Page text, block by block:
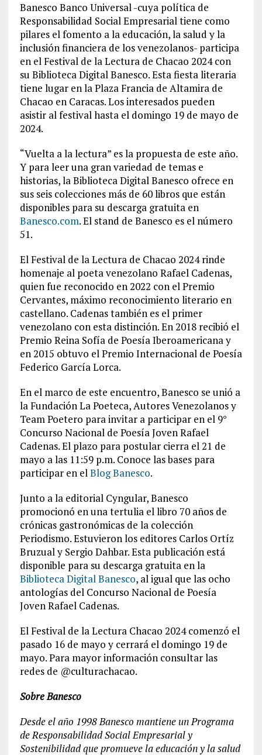
Banesco Banco Universal -cuya política de
Responsabilidad Social Empresarial tiene como
pilares el fomento a la educación, la salud y la
inclusión financiera de los venezolanos- participa
en el Festival de la Lectura de Chacao 2024 con
su Biblioteca Digital Banesco. Esta fiesta literaria
tiene lugar en la Plaza Francia de Altamira de
Chacao en Caracas. Los interesados pueden
asistir al festival hasta el domingo 19 de mayo de
2024.
“Vuelta a la lectura” es la propuesta de este año.
Y para leer una gran variedad de temas e
historias, la Biblioteca Digital Banesco ofrece en
sus seis colecciones más de 60 libros que están
disponibles para su descarga gratuita en
Banesco.com. El stand de Banesco es el número
51.
El Festival de la Lectura de Chacao 2024 rinde
homenaje al poeta venezolano Rafael Cadenas,
quien fue reconocido en 2022 con el Premio
Cervantes, máximo reconocimiento literario en
castellano. Cadenas también es el primer
venezolano con esta distinción. En 2018 recibió el
Premio Reina Sofía de Poesía Iberoamericana y
en 2015 obtuvo el Premio Internacional de Poesía
Federico García Lorca.
En el marco de este encuentro, Banesco se unió a
la Fundación La Poeteca, Autores Venezolanos y
Team Poetero para invitar a participar en el 9°
Concurso Nacional de Poesía Joven Rafael
Cadenas. El plazo para postular cierra el 21 de
mayo a las 11:59 p.m. Conoce las bases para
participar en elBlog Banesco.
Junto a la editorial Cyngular, Banesco
promocionó en una tertulia el libro 70 años de
crónicas gastronómicas de la colección
Periodismo. Estuvieron los editores Carlos Ortíz
Bruzual y Sergio Dahbar. Esta publicación está
disponible para su descarga gratuita en la
Biblioteca Digital Banesco, al igual que las ocho
antologías del Concurso Nacional de Poesía
Joven Rafael Cadenas.
El Festival de la Lectura Chacao 2024 comenzó el
pasado 16 de mayo y cerrará el domingo 19 de
mayo. Para mayor información consultar las
redes de @culturachacao.
Sobre Banesco
Desde el año 1998 Banesco mantiene un Programa
de Responsabilidad Social Empresarial y
Sostenibilidad que promueve la educación y la salud